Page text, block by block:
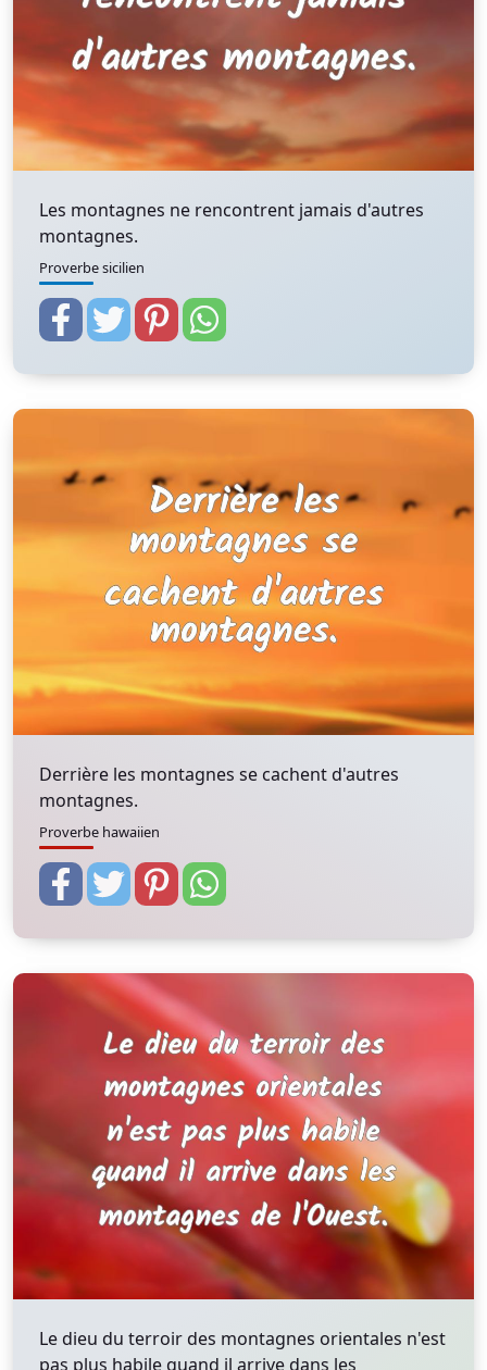
Les montagnes ne rencontrent jamais d'autres
montagnes.
Proverbe sicilien
Derrière les montagnes se cachent d'autres
montagnes.
Proverbe hawaiien
Le dieu du terroir des montagnes orientales n'est
pas plus habile quand il arrive dans les